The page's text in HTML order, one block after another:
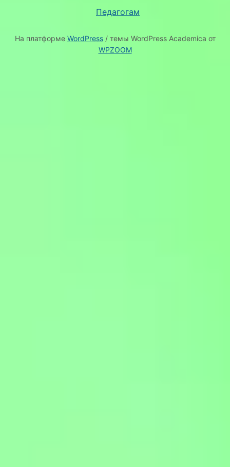
Педагогам
На платформе WordPress/ темы WordPress Academica от
WPZOOM